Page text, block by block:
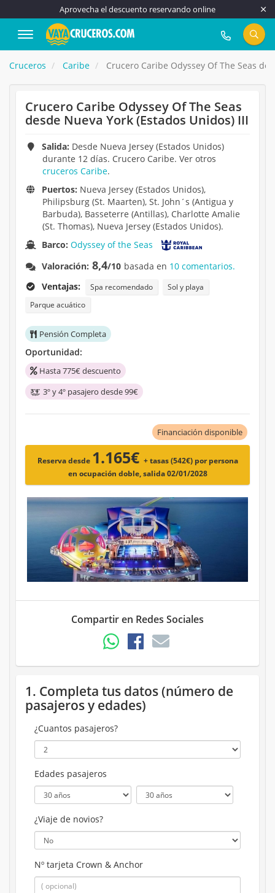
Aprovecha el descuento reservando online
917 815 555
Cruceros Caribe Crucero Caribe Odyssey Of The Seas
Crucero Caribe Odyssey Of The Seas
desde Nueva York (Estados Unidos) III
Salida: Desde Nueva Jersey (Estados Unidos)
durante 12 días. Crucero Caribe. Ver otros
cruceros Caribe.
Puertos: Nueva Jersey (Estados Unidos),
Philipsburg (St. Maarten), St. John´s (Antigua y
Barbuda), Basseterre (Antillas), Charlotte Amalie
(St. Thomas), Nueva Jersey (Estados Unidos).
Barco:Odyssey of the Seas
Valoración: 8,4/10 basada en 10 comentarios.
Ventajas:
Spa recomendado
Sol y playa
Parque acuático
Pensión Completa
Oportunidad:
Hasta 775€ descuento
3º y 4º pasajero desde 99€
Financiación disponible
Reserva desde 1.165€ + tasas (542€) por persona
en ocupación doble, salida 02/01/2028
Compartir en Redes Sociales
1. Completa tus datos (número de
pasajeros y edades)
¿Cuantos pasajeros?
Edades pasajeros
¿Viaje de novios?
Nº tarjeta Crown & Anchor